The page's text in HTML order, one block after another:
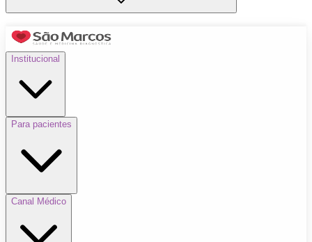
Institucional
Para pacientes
Canal Médico